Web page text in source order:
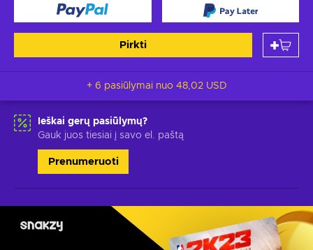
Pirkti
+ 6 pasiūlymai nuo 48,02 USD
Ieškai gerų pasiūlymų?
Gauk juos tiesiai į savo el. paštą
Prenumeruoti